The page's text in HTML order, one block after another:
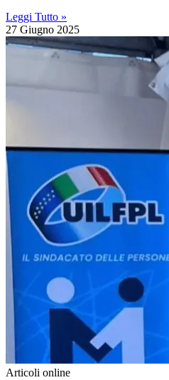
Leggi Tutto »
27 Giugno 2025
Articoli online